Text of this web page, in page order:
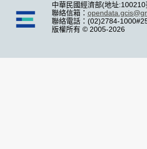
中華民國經濟部(地址
聯絡信箱：
聯絡電話：(02)2784-
版權所有 © 2005-2026